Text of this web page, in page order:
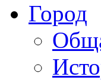
Город